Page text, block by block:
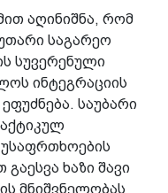
აღინიშნა, რომ
საგარეო
სუვერენული
ინტეგრაციის
საუბარი
ხაზი შავი
მნიშვნელობას